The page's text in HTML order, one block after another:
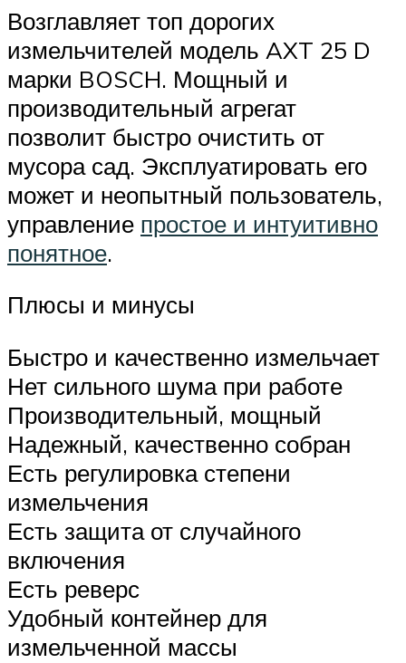
Возглавляет топ дорогих
измельчителей модель AXT 25 D
марки BOSCH. Мощный и
производительный агрегат
позволит быстро очистить от
мусора сад. Эксплуатировать его
может и неопытный пользователь,
управление простое и интуитивно
понятное.
Плюсы и минусы
Быстро и качественно измельчает
Нет сильного шума при работе
Производительный, мощный
Надежный, качественно собран
Есть регулировка степени
измельчения
Есть защита от случайного
включения
Есть реверс
Удобный контейнер для
измельченной массы